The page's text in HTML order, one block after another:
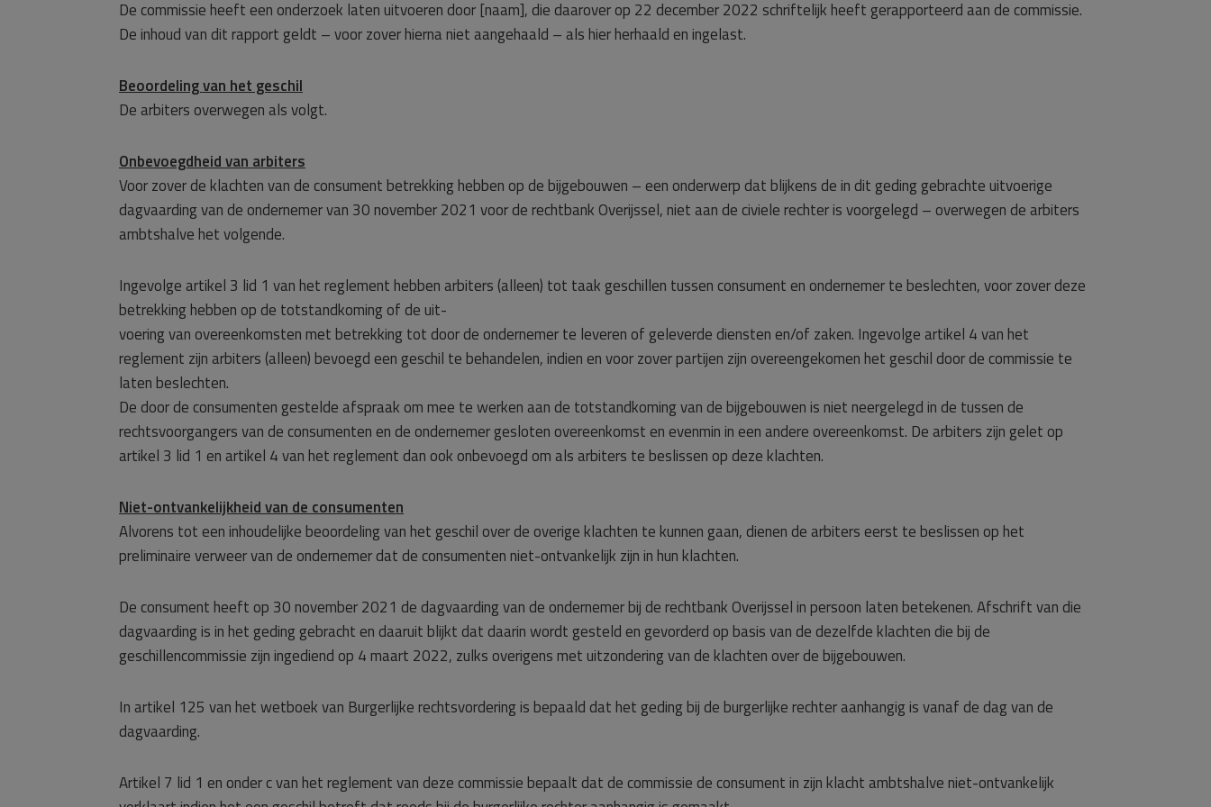
De commissie heeft een onderzoek laten uitvoeren door [naam], die daarover op 22 december 2022 schriftelijk heeft gerapporteerd aan de commissie.
De inhoud van dit rapport geldt – voor zover hierna niet aangehaald – als hier herhaald en ingelast.
Beoordeling van het geschil
De arbiters overwegen als volgt.
Onbevoegdheid van arbiters
Voor zover de klachten van de consument betrekking hebben op de bijgebouwen – een onderwerp dat blijkens de in dit geding gebrachte uitvoerige
dagvaarding van de ondernemer van 30 november 2021 voor de rechtbank Overijssel, niet aan de civiele rechter is voorgelegd – overwegen de arbiters
ambtshalve het volgende.
Ingevolge artikel 3 lid 1 van het reglement hebben arbiters (alleen) tot taak geschillen tussen consument en ondernemer te beslechten, voor zover deze
betrekking hebben op de totstandkoming of de uit-
voering van overeenkomsten met betrekking tot door de ondernemer te leveren of geleverde diensten en/of zaken. Ingevolge artikel 4 van het
reglement zijn arbiters (alleen) bevoegd een geschil te behandelen, indien en voor zover partijen zijn overeengekomen het geschil door de commissie te
laten beslechten.
De door de consumenten gestelde afspraak om mee te werken aan de totstandkoming van de bijgebouwen is niet neergelegd in de tussen de
rechtsvoorgangers van de consumenten en de ondernemer gesloten overeenkomst en evenmin in een andere overeenkomst. De arbiters zijn gelet op
artikel 3 lid 1 en artikel 4 van het reglement dan ook onbevoegd om als arbiters te beslissen op deze klachten.
Niet-ontvankelijkheid van de consumenten
Alvorens tot een inhoudelijke beoordeling van het geschil over de overige klachten te kunnen gaan, dienen de arbiters eerst te beslissen op het
preliminaire verweer van de ondernemer dat de consumenten niet-ontvankelijk zijn in hun klachten.
De consument heeft op 30 november 2021 de dagvaarding van de ondernemer bij de rechtbank Overijssel in persoon laten betekenen. Afschrift van die
dagvaarding is in het geding gebracht en daaruit blijkt dat daarin wordt gesteld en gevorderd op basis van de dezelfde klachten die bij de
geschillencommissie zijn ingediend op 4 maart 2022, zulks overigens met uitzondering van de klachten over de bijgebouwen.
In artikel 125 van het wetboek van Burgerlijke rechtsvordering is bepaald dat het geding bij de burgerlijke rechter aanhangig is vanaf de dag van de
dagvaarding.
Artikel 7 lid 1 en onder c van het reglement van deze commissie bepaalt dat de commissie de consument in zijn klacht ambtshalve niet-ontvankelijk